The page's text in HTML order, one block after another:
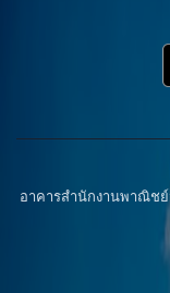
อาคารสำนักงานพาณิชย์